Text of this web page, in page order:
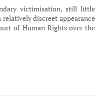
victimisation, still little
relatively discreet appearance
of Human Rights over the